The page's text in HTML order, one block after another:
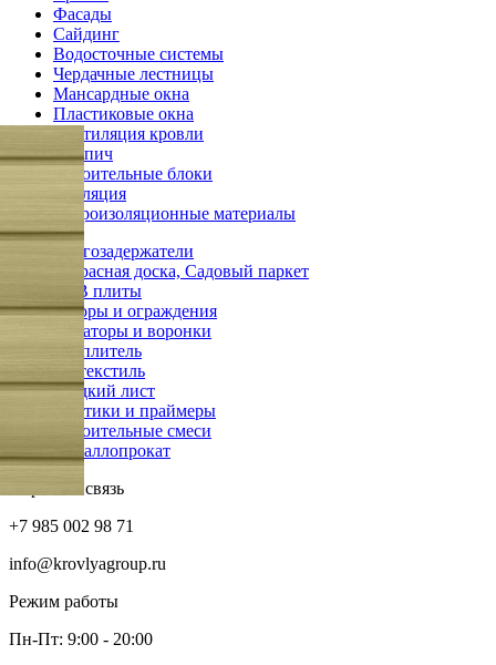
Фасады
Сайдинг
Водосточные системы
Чердачные лестницы
Мансардные окна
Пластиковые окна
Вентиляция кровли
Кирпич
Строительные блоки
Изоляция
Гидроизоляционные материалы
Снегозадержатели
Террасная доска, Садовый паркет
OSB плиты
Заборы и ограждения
Аэраторы и воронки
Утеплитель
Геотекстиль
Гладкий лист
Мастики и праймеры
Строительные смеси
Металлопрокат
Обратная связь
+7 985 002 98 71
info@krovlyagroup.ru
Режим работы
Пн-Пт: 9:00 - 20:00